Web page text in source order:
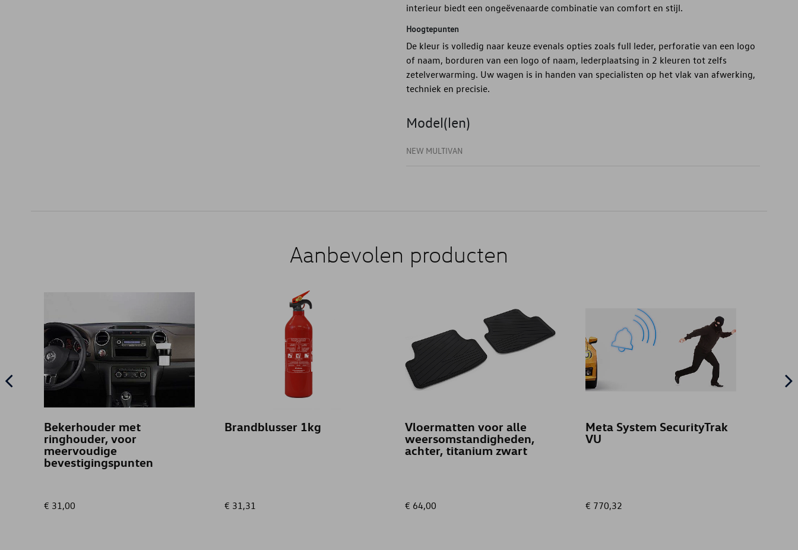
interieur biedt een ongeëvenaarde combinatie van comfort en stijl.
Hoogtepunten
De kleur is volledig naar keuze evenals opties zoals full leder, perforatie van een logo
of naam, borduren van een logo of naam, lederplaatsing in 2 kleuren tot zelfs
zetelverwarming. Uw wagen is in handen van specialisten op het vlak van afwerking,
techniek en precisie.
Model(len)
NEW MULTIVAN
Aanbevolen producten
Bekerhouder met
ringhouder, voor
meervoudige
bevestigingspunten
€ 31,00
Brandblusser 1kg
€ 31,31
Vloermatten voor alle
weersomstandigheden,
achter, titanium zwart
€ 64,00
Meta System SecurityTrak
VU
€ 770,32